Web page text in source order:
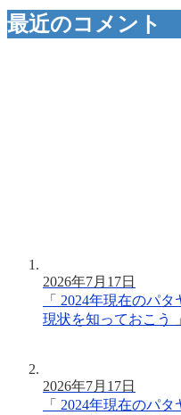
最近のコメント
2026年7月17日
「 2024年現在のパ
現状を知っておこう
2026年7月17日
「 2024年現在のパ